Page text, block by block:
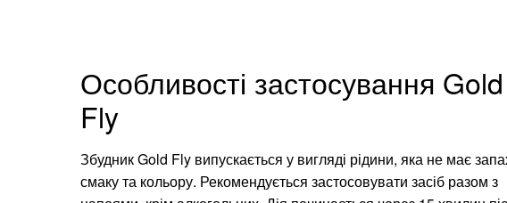
Особливості застосування Gold
Fly
Збудник Gold Fly випускається у вигляді рідини, яка не має
смаку та кольору. Рекомендується застосовувати засіб разом з